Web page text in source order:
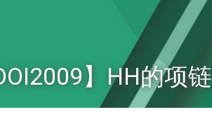
】HH的项链